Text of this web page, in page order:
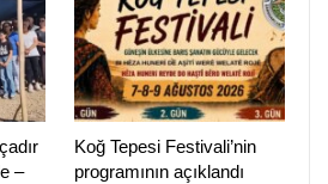
Haşhaş Köyü sakinleri devraldı.
–
Koğ Tepesi Festivali’nin
programının açıklandı